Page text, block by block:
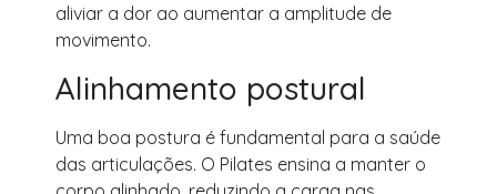
aliviar a dor ao aumentar a amplitude de
movimento.
Alinhamento postural
Uma boa postura é fundamental para a saúde
das articulações. O Pilates ensina a manter o